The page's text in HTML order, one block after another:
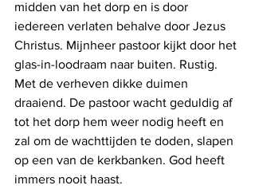
midden van het dorp en is door
iedereen verlaten behalve door Jezus
Christus. Mijnheer pastoor kijkt door het
glas-in-loodraam naar buiten. Rustig.
Met de verheven dikke duimen
draaiend. De pastoor wacht geduldig af
tot het dorp hem weer nodig heeft en
zal om de wachttijden te doden, slapen
op een van de kerkbanken. God heeft
immers nooit haast.